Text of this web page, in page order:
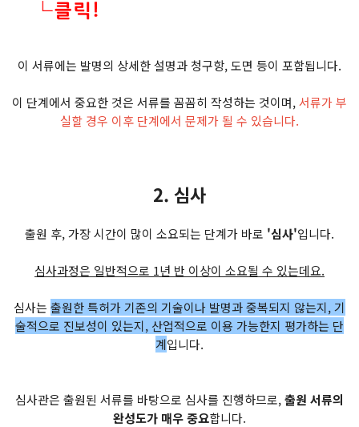
이 서류에는 발명의 상세한 설명과 청구항, 도면 등이 포함됩니다.
이 단계에서 중요한 것은 서류를 꼼꼼히 작성하는 것이며,서류가 부
실할 경우 이후 단계에서 문제가 될 수 있습니다.
2. 심사
출원 후, 가장 시간이 많이 소요되는 단계가 바로 '심사'입니다.
심사과정은 일반적으로 1년 반 이상이 소요될 수 있는데요.
심사는 출원한 특허가 기존의 기술이나 발명과 중복되지 않는지, 기
술적으로 진보성이 있는지, 산업적으로 이용 가능한지 평가하는 단
계입니다.
심사관은 출원된 서류를 바탕으로 심사를 진행하므로,출원 서류의
완성도가 매우 중요합니다.